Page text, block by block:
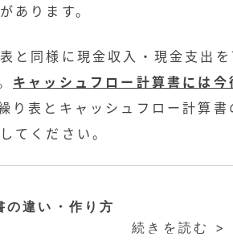
あります。
と同様に現金収入・現金支出を
キャッシュフロー計算書には今
り表とキャッシュフロー計算書
てください。
の違い・作り方
続きを読む >